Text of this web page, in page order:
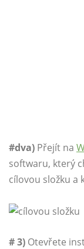
#dva) Přejít na
softwaru, který
cílovou složku a
# 3) Otevřete